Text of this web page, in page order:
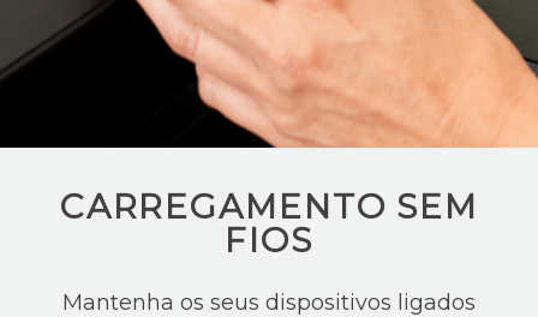
CARREGAMENTO SEM
FIOS
Mantenha os seus dispositivos ligados